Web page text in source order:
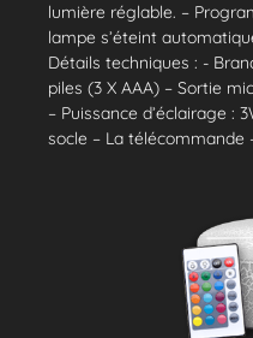
lumière réglable. –
lampe s’éteint
Détails techniques : -
piles (3 X AAA) – Sortie
– Puissance d’éclairage :
socle – La télécommande